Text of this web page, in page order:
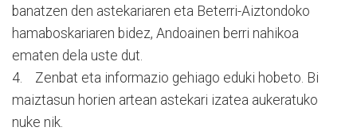
banatzen den astekariaren eta Beterri-Aiztondoko
hamaboskariaren bidez, Andoainen berri nahikoa
ematen dela uste dut.
4. Zenbat eta informazio gehiago eduki hobeto. Bi
maiztasun horien artean astekari izatea aukeratuko
nuke nik.